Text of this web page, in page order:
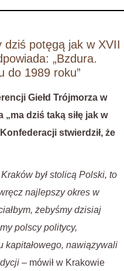
dziś potęgą jak w XVII
„Bzdura.
do 1989 roku”
Giełd Trójmorza w
„ma dziś taką siłę jak w
stwierdził, że
był stolicą Polski, to
najlepszy okres w
żebyśmy dzisiaj
polscy politycy,
kapitałowego, nawiązywali
– mówił w Krakowie